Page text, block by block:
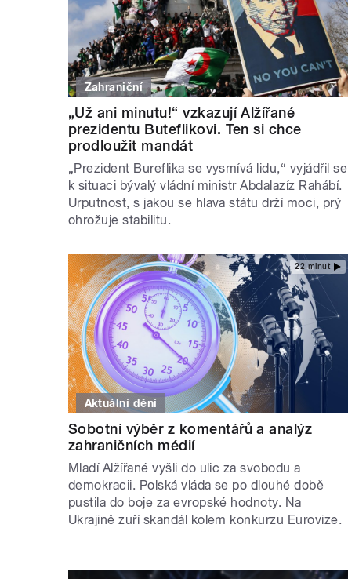
Zahraniční
„Už ani minutu!“ vzkazují Alžířané
prezidentu Buteflikovi. Ten si chce
prodloužit mandát
„Prezident Bureflika se vysmívá lidu,“ vyjádřil se
k situaci bývalý vládní ministr Abdalazíz Rahábí.
Urputnost, s jakou se hlava státu drží moci, prý
ohrožuje stabilitu.
22 minut
Aktuální dění
Sobotní výběr z komentářů a analýz
zahraničních médií
Mladí Alžířané vyšli do ulic za svobodu a
demokracii. Polská vláda se po dlouhé době
pustila do boje za evropské hodnoty. Na
Ukrajině zuří skandál kolem konkurzu Eurovize.